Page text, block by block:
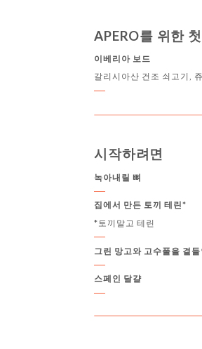
APERO를 위한
이베리아 보드
갈리시아산 건조 쇠고기,
시작하려면
녹아내릴 뼈
집에서 만든 토끼 테린*
*토끼말고 테린
그린 망고와 고수풀을 곁
스페인 달걀